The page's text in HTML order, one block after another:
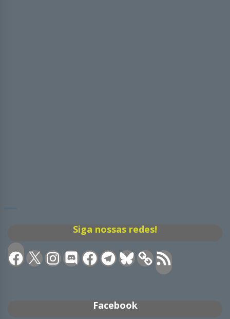
Siga nossas redes!
Facebook
X Instagram
DiscordFacebookTelegramBluesky Feed
RSS
Facebook